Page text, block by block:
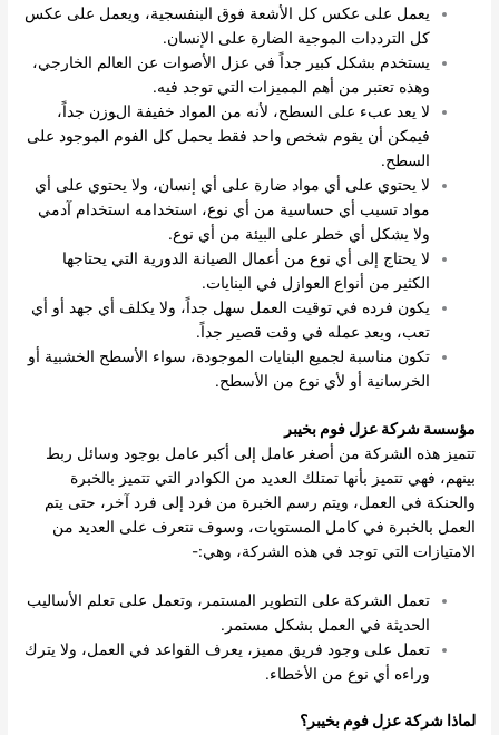
يعمل على عكس كل الأشعة فوق البنفسجية، ويعمل على عكس
كل الترددات الموجية الضارة على الإنسان.
يستخدم بشكل كبير جداً في عزل الأصوات عن العالم الخارجي،
وهذه تعتبر من أهم المميزات التي توجد فيه.
لا يعد عبء على السطح، لأنه من المواد خفيفة الوزن جداً،
فيمكن أن يقوم شخص واحد فقط بحمل كل الفوم الموجود على
السطح.
لا يحتوي على أي مواد ضارة على أي إنسان، ولا يحتوي على أي
مواد تسبب أي حساسية من أي نوع، استخدامه استخدام آدمي
ولا يشكل أي خطر على البيئة من أي نوع.
لا يحتاج إلى أي نوع من أعمال الصيانة الدورية التي يحتاجها
الكثير من أنواع العوازل في البنايات.
يكون فرده في توقيت العمل سهل جداً، ولا يكلف أي جهد أو أي
تعب، ويعد عمله في وقت قصير جداً.
تكون مناسبة لجميع البنايات الموجودة، سواء الأسطح الخشبية أو
الخرسانية أو لأي نوع من الأسطح.
مؤسسة شركة عزل فوم بخيبر
تتميز هذه الشركة من أصغر عامل إلى أكبر عامل بوجود وسائل ربط
بينهم، فهي تتميز بأنها تمتلك العديد من الكوادر التي تتميز بالخبرة
والحنكة في العمل، ويتم رسم الخبرة من فرد إلى فرد آخر، حتى يتم
العمل بالخبرة في كامل المستويات، وسوف نتعرف على العديد من
الامتيازات التي توجد في هذه الشركة، وهي:-
تعمل الشركة على التطوير المستمر، وتعمل على تعلم الأساليب
الحديثة في العمل بشكل مستمر.
تعمل على وجود فريق مميز، يعرف القواعد في العمل، ولا يترك
وراءه أي نوع من الأخطاء.
لماذا شركة عزل فوم بخيبر؟